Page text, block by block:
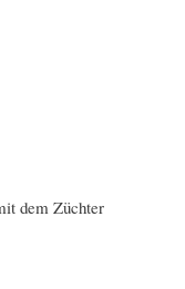
dem Züchter